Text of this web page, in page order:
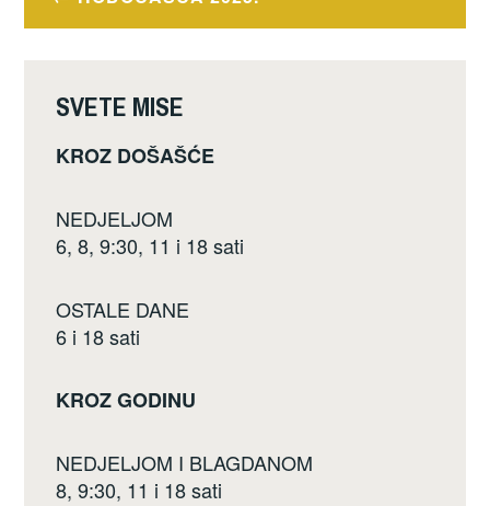
b
o
k
objava
SVETE MISE
KROZ DOŠAŠĆE
NEDJELJOM
6, 8, 9:30, 11 i 18 sati
OSTALE DANE
6 i 18 sati
KROZ GODINU
NEDJELJOM I BLAGDANOM
8, 9:30, 11 i 18 sati